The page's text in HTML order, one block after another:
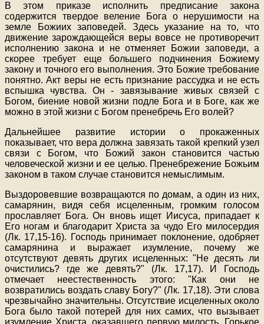
В этом приказе исполнить предписание закона
содержится твердое веление Бога о нерушимости на
земле Божиих заповедей. Здесь указание на то, что
движение зарождающейся веры вовсе не противоречит
исполнению закона и не отменяет Божии заповеди, а
скорее требует еще большего подчинения Божиему
закону и точного его выполнения. Это Божие требование
понятно. Акт веры не есть признание рассудка и не есть
вспышка чувства. Он - завязывание живых связей с
Богом, биение новой жизни подле Бога и в Боге, как же
можно в этой жизни с Богом пренебречь Его волей?
Дальнейшее развитие истории о прокаженных
показывает, что вера должна завязать такой крепкий узел
связи с Богом, что Божий закон становится частью
человеческой жизни и ее целью. Пренебрежение Божьим
законом в таком случае становится немыслимым.
Выздоровевшие возвращаются по домам, а один из них,
самарянин, видя себя исцеленным, громким голосом
прославляет Бога. Он вновь ищет Иисуса, припадает к
Его ногам и благодарит Христа за чудо Его милосердия
(Лк. 17,15-16). Господь принимает поклонение, одобряет
самарянина и выражает изумление, почему же
отсутствуют девять других исцеленных: "Не десять ли
очистились? где же девять?" (Лк. 17,17). И Господь
отмечает неестественность этого: "Как они не
возвратились воздать славу Богу?" (Лк. 17,18). Эти слова
чрезвычайно значительны. Отсутствие исцеленных около
Бога было такой потерей для них самих, что вызывает
изумление Христа, оказавшего первую милость. Горькое